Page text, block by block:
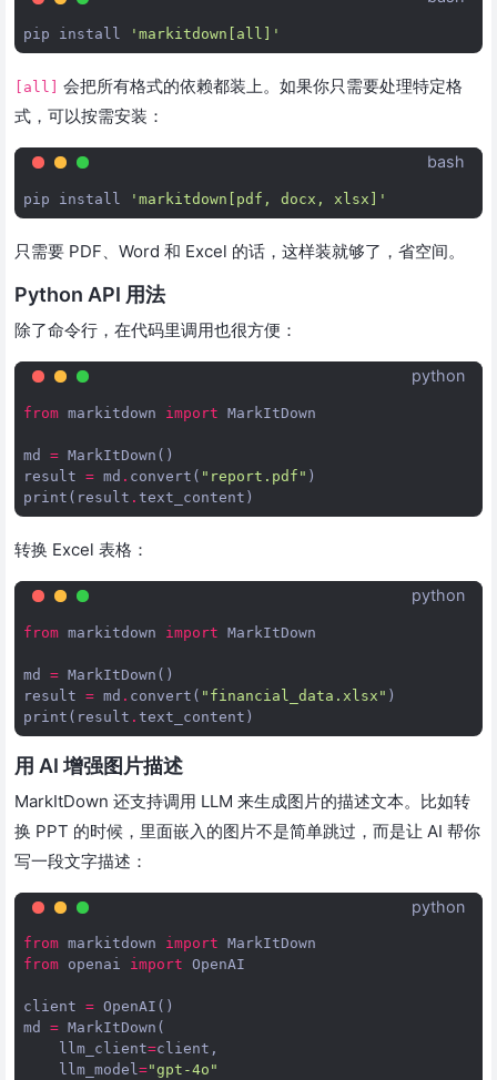
pip install 'markitdown[all]'
[all]
会把所有格式的依赖都装上。如果你只需要处理特定格
式，可以按需安装：
bash
pip install 'markitdown[pdf, docx, xlsx]'
只需要 PDF、Word 和 Excel 的话，这样装就够了，省空间。
Python API 用法
除了命令行，在代码里调用也很方便：
python
from markitdown import MarkItDown
md = MarkItDown ()
result = md . convert ( "report.pdf" )
print ( result . text_content )
转换 Excel 表格：
python
from markitdown import MarkItDown
md = MarkItDown ()
result = md . convert ( "financial_data.xlsx" )
print ( result . text_content )
用 AI 增强图片描述
MarkItDown 还支持调用 LLM 来生成图片的描述文本。比如转
换 PPT 的时候，里面嵌入的图片不是简单跳过，而是让 AI 帮你
写一段文字描述：
python
from markitdown import MarkItDown
from openai import OpenAI
client = OpenAI ()
md
= MarkItDown (
llm_client=client ,
llm_model="gpt-4o"